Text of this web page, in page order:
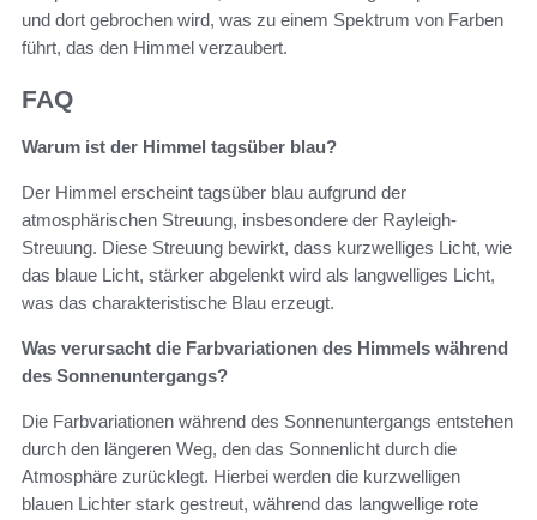
und dort gebrochen wird, was zu einem Spektrum von Farben
führt, das den Himmel verzaubert.
FAQ
Warum ist der Himmel tagsüber blau?
Der Himmel erscheint tagsüber blau aufgrund der
atmosphärischen Streuung, insbesondere der Rayleigh-
Streuung. Diese Streuung bewirkt, dass kurzwelliges Licht, wie
das blaue Licht, stärker abgelenkt wird als langwelliges Licht,
was das charakteristische Blau erzeugt.
Was verursacht die Farbvariationen des Himmels während
des Sonnenuntergangs?
Die Farbvariationen während des Sonnenuntergangs entstehen
durch den längeren Weg, den das Sonnenlicht durch die
Atmosphäre zurücklegt. Hierbei werden die kurzwelligen
blauen Lichter stark gestreut, während das langwellige rote